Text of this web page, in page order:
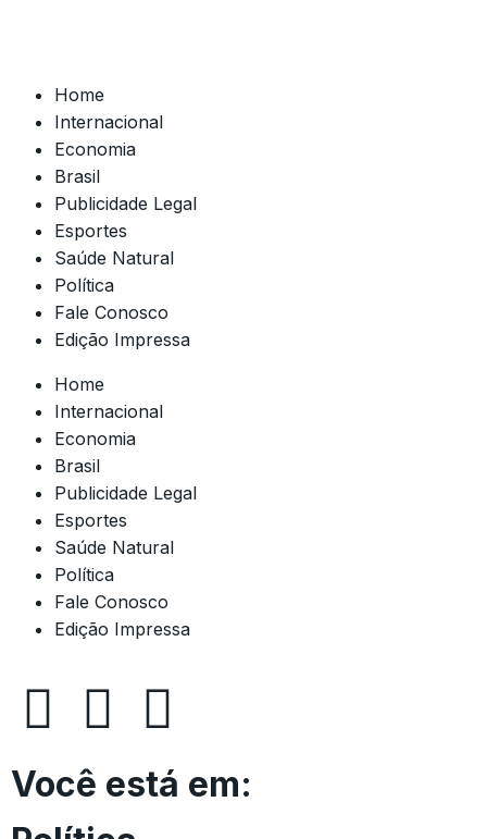
Home
Internacional
Economia
Brasil
Publicidade Legal
Esportes
Saúde Natural
Política
Fale Conosco
Edição Impressa
Home
Internacional
Economia
Brasil
Publicidade Legal
Esportes
Saúde Natural
Política
Fale Conosco
Edição Impressa
Você está em: